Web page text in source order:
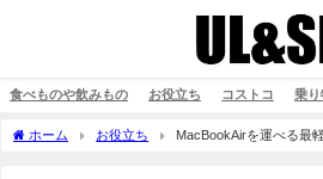
食べものや飲みもの お役立ち コストコ 乗り
ホーム お役立ち MacBookAirを運べる最